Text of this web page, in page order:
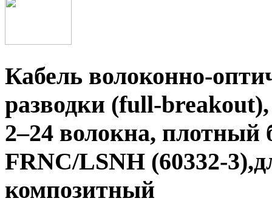
Кабель волоконно-
разводки (full-breakout),
2–24 волокна,
FRNC/LSNH (60332-
композитный